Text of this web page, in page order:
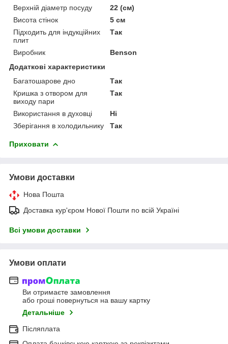
Верхній діаметр посуду
22 (см)
Висота стінок
5 см
Підходить для індукційних
плит
Так
Виробник
Benson
Додаткові характеристики
Багатошарове дно
Так
Кришка з отвором для
виходу пари
Так
Використання в духовці
Ні
Зберігання в холодильнику
Так
Приховати
Умови доставки
Нова Пошта
Доставка кур'єром Нової Пошти по всій Україні
Всі умови доставки
Умови оплати
Ви отримаєте замовлення
або гроші повернуться на вашу картку
Детальніше
Післяплата